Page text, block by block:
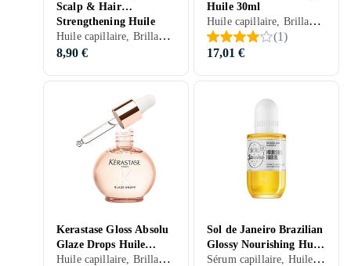
Scalp & Hair
Strengthening Huile
capillaire 59ml
Huile capillaire, Brillance, Renforcement, Réparateur, Nourrissant, Stimule la croissance des cheveux, 59 ml/g
8,90 €
Huile 30ml
Huile capillaire, Brillance, Hydratant/Adoucissant, Ecran thermique, Réparateur, Nourrissant, Ecran solaire, Anti-frisottis, Lissage, Secs, Colorés, Fin, Endommagé par le soleil, Blonds/méchés, Abîmés, Bouclés/Permanentés, Frisés, 30 ml/g
(1)
17,01 €
Kerastase Gloss Absolu
Glaze Drops Huile
Capillaire 45ml
Huile capillaire, Brillance, Hydratant/Adoucissant, Réparateur, Nourrissant, Anti-frisottis, Secs, Abîmés, Frisés, 45 ml/g
Sol de Janeiro Brazilian
Glossy Nourishing Huile
Capillaire 60ml
Sérum capillaire, Huile capillaire, Brillance, Hydratant/Adoucissant, Nourrissant, Anti-frisottis, Colorés, Frisés, 60 ml/g